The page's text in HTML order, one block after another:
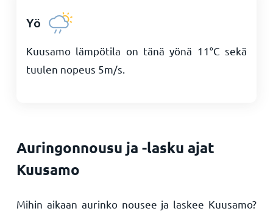
Yö
Kuusamo lämpötila on tänä yönä 11°C sekä
tuulen nopeus 5m/s
Auringonnousu ja -lasku ajat
Kuusamo
Mihin aikaan aurinko nousee ja laskee Kuusamo?